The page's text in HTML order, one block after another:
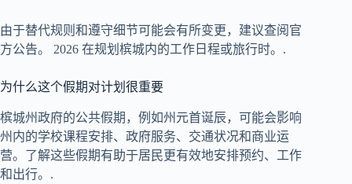
由于替代规则和遵守细节可能会有所变更，建议查阅官
方公告。 2026 在规划槟城内的工作日程或旅行时。.
为什么这个假期对计划很重要
槟城州政府的公共假期，例如州元首诞辰，可能会影响
州内的学校课程安排、政府服务、交通状况和商业运
营。了解这些假期有助于居民更有效地安排预约、工作
和出行。.